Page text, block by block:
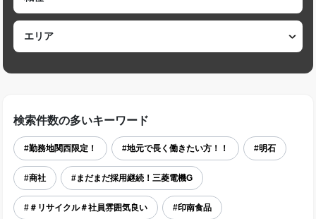
検索件数の多いキーワード
#勤務地関西限定！ #地元で長く働きたい方！！ #明石
#商社 #まだまだ採用継続！三菱電機G
#＃リサイクル＃社員雰囲気良い #印南食品